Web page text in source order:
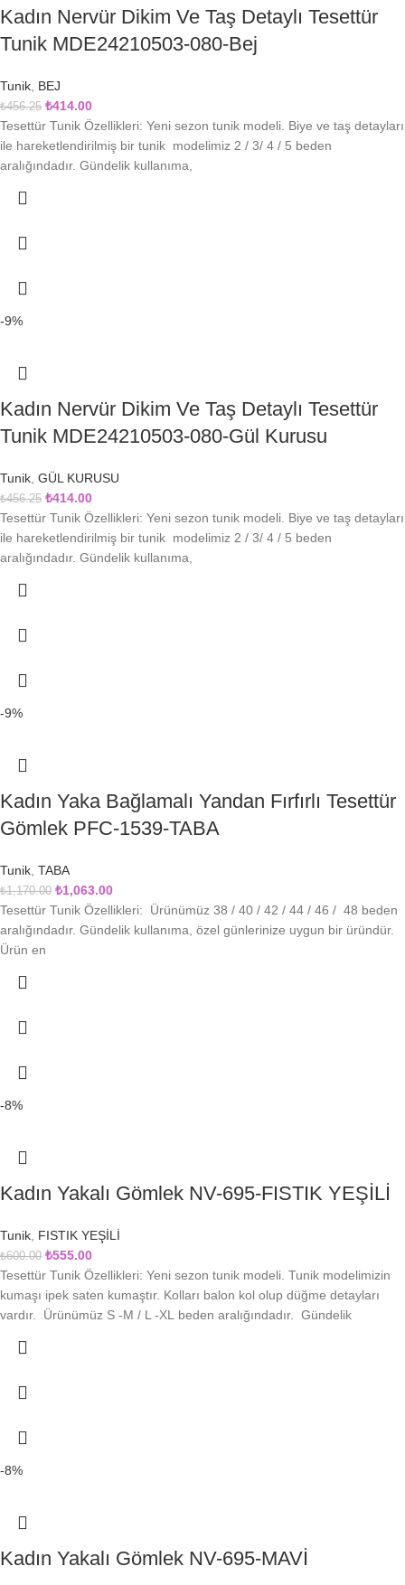
Kadın Nervür Dikim Ve Taş Detaylı Tesettür
Tunik MDE24210503-080-Bej
Tunik, BEJ
₺456.25 ₺414.00
Tesettür Tunik Özellikleri: Yeni sezon tunik modeli. Biye ve taş detayları
ile hareketlendirilmiş bir tunik modelimiz 2 / 3/ 4 / 5 beden
aralığındadır. Gündelik kullanıma,
-9%
Kadın Nervür Dikim Ve Taş Detaylı Tesettür
Tunik MDE24210503-080-Gül Kurusu
Tunik, GÜL KURUSU
₺456.25 ₺414.00
Tesettür Tunik Özellikleri: Yeni sezon tunik modeli. Biye ve taş detayları
ile hareketlendirilmiş bir tunik modelimiz 2 / 3/ 4 / 5 beden
aralığındadır. Gündelik kullanıma,
-9%
Kadın Yaka Bağlamalı Yandan Fırfırlı Tesettür
Gömlek PFC-1539-TABA
Tunik, TABA
₺1,170.00 ₺1,063.00
Tesettür Tunik Özellikleri: Ürünümüz 38 / 40 / 42 / 44 / 46 / 48 beden
aralığındadır. Gündelik kullanıma, özel günlerinize uygun bir üründür.
Ürün en
-8%
Kadın Yakalı Gömlek NV-695-FISTIK YEŞİLİ
Tunik, FISTIK YEŞİLİ
₺600.00 ₺555.00
Tesettür Tunik Özellikleri: Yeni sezon tunik modeli. Tunik modelimizin
kumaşı ipek saten kumaştır. Kolları balon kol olup düğme detayları
vardır. Ürünümüz S -M / L -XL beden aralığındadır. Gündelik
-8%
Kadın Yakalı Gömlek NV-695-MAVİ